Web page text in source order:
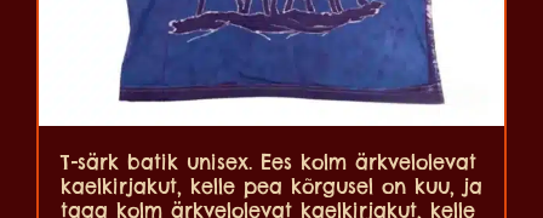
T-särk batik unisex. Ees kolm ärkvelolevat
kaelkirjakut, kelle pea kõrgusel on kuu, ja
taga kolm ärkvelolevat kaelkirjakut, kelle